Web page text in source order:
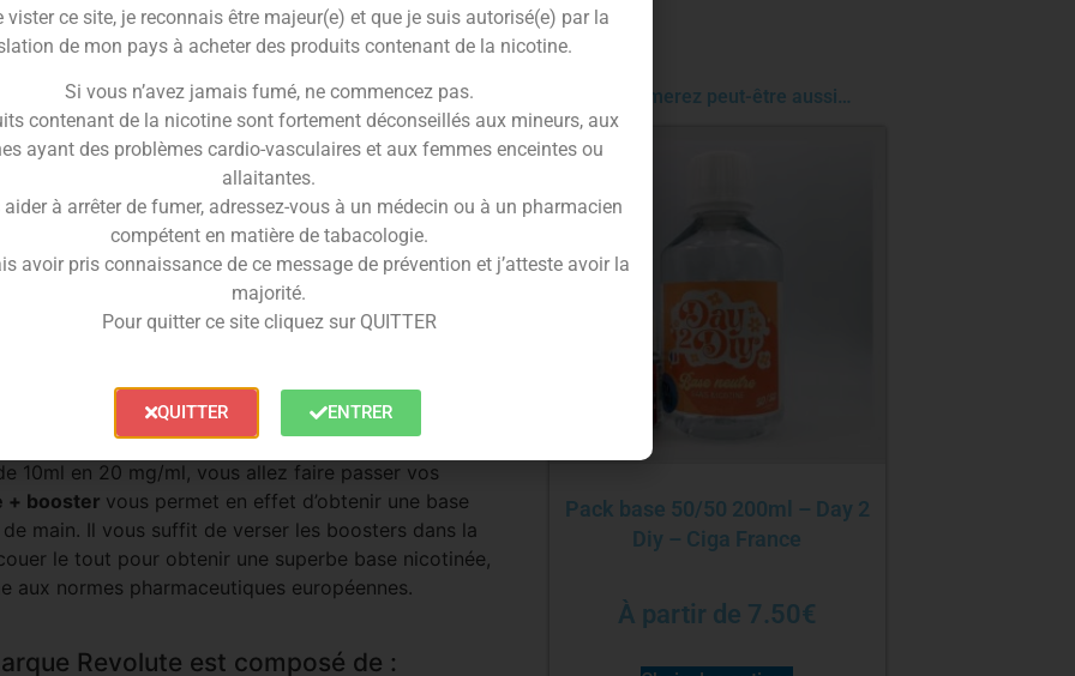
Trusted Shops Reviews
faciliter vos créations DIY !
d’un litre, contenant une grande quantité de
10ml en 20 mg/ml, vous allez faire passer vos
+ booster vous permet en effet d’obtenir une base
main. Il vous suffit de verser les boosters dans la
le tout pour obtenir une superbe base nicotinée,
normes pharmaceutiques européennes.
Revolute est composé de :
Vous aimerez peut-être aussi…
Pack base 50/50 200ml – Day 2
Diy – Ciga France
À partir de 7.50€
vister ce site, je reconnais être majeur(e) et que je suis autorisé(e) par la
de mon pays à acheter des produits contenant de la nicotine.
Si vous n’avez jamais fumé, ne commencez pas.
contenant de la nicotine sont fortement déconseillés aux mineurs, aux
ayant des problèmes cardio-vasculaires et aux femmes enceintes ou
allaitantes.
à arrêter de fumer, adressez-vous à un médecin ou à un pharmacien
compétent en matière de tabacologie.
avoir pris connaissance de ce message de prévention et j’atteste avoir la
majorité.
Pour quitter ce site cliquez sur QUITTER
QUITTER ENTRER